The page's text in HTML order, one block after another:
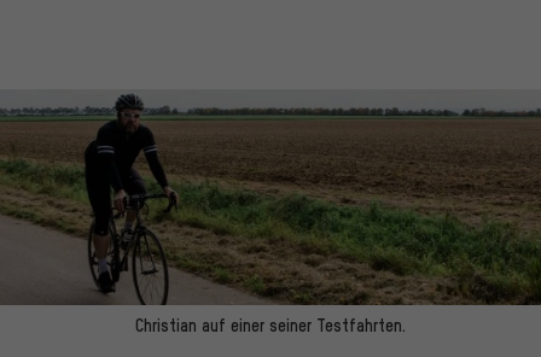
Christian auf einer seiner Testfahrten.